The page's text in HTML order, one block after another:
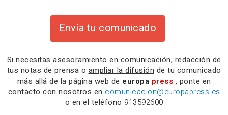
Envía tu comunicado
Si necesitas asesoramiento en comunicación, redacción de
tus notas de prensa o ampliar la difusión de tu comunicado
más allá de la página web de europa press , ponte en
contacto con nosotros en comunicacion@europapress.es
o en el teléfono 913592600